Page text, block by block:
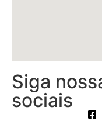
Siga
sociais